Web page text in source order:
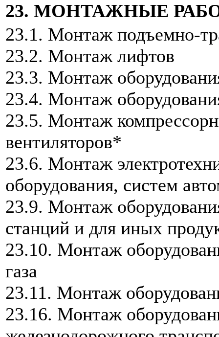
23. МОНТАЖНЫЕ
23.1. Монтаж подъемно-
23.2. Монтаж лифтов
23.3. Монтаж
23.4. Монтаж
23.5. Монтаж
вентиляторов*
23.6. Монтаж
оборудования, систем
23.9. Монтаж
станций и для иных
23.10. Монтаж
газа
23.11. Монтаж
23.16. Монтаж